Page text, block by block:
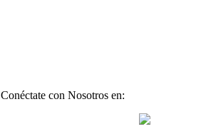
Conéctate con Nosotros en: